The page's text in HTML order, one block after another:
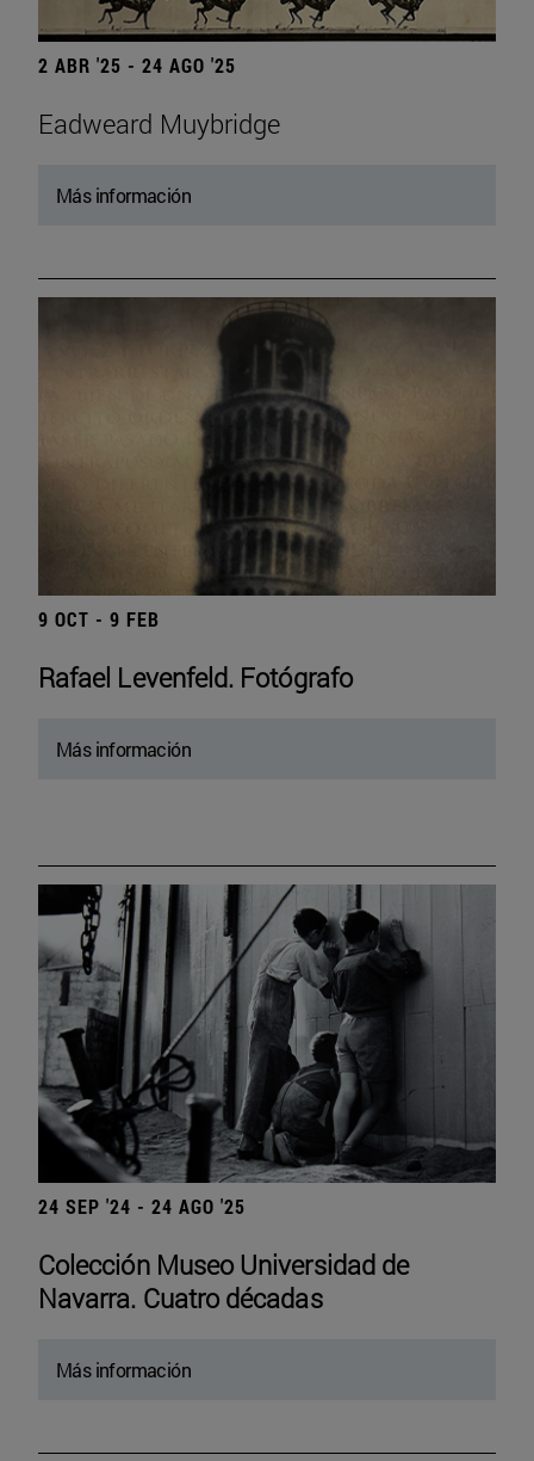
2 ABR '25 - 24 AGO '25
Eadweard Muybridge
Más información
9 OCT - 9 FEB
Rafael Levenfeld. Fotógrafo
Más información
24 SEP '24 - 24 AGO '25
Colección Museo Universidad de
Navarra. Cuatro décadas
Más información